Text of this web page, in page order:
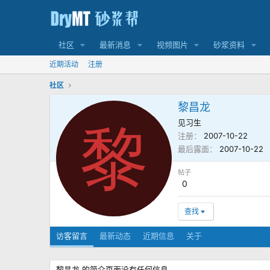
社区 最新消息 视频图片 砂浆资料
近期活动 注册
社区
黎
黎昌龙
见习生
注册
2007-10-22
最后露面
2007-10-22
帖子
0
查找
访客留言 最新动态 近期信息 关于